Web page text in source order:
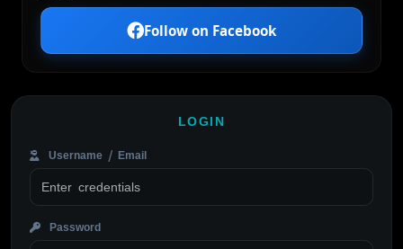
Follow on Facebook
LOGIN
Username / Email
Password